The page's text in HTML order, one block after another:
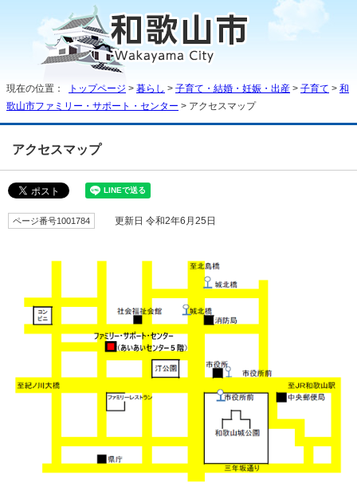
現在の位置： トップページ > 暮らし > 子育て・結婚・妊娠・出産 > 子育て > 和
歌山市ファミリー・サポート・センター > アクセスマップ
アクセスマップ
ページ番号1001784 更新日 令和2年6月25日